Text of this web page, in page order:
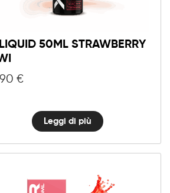
50ML STRAWBERRY
€
Leggi di più